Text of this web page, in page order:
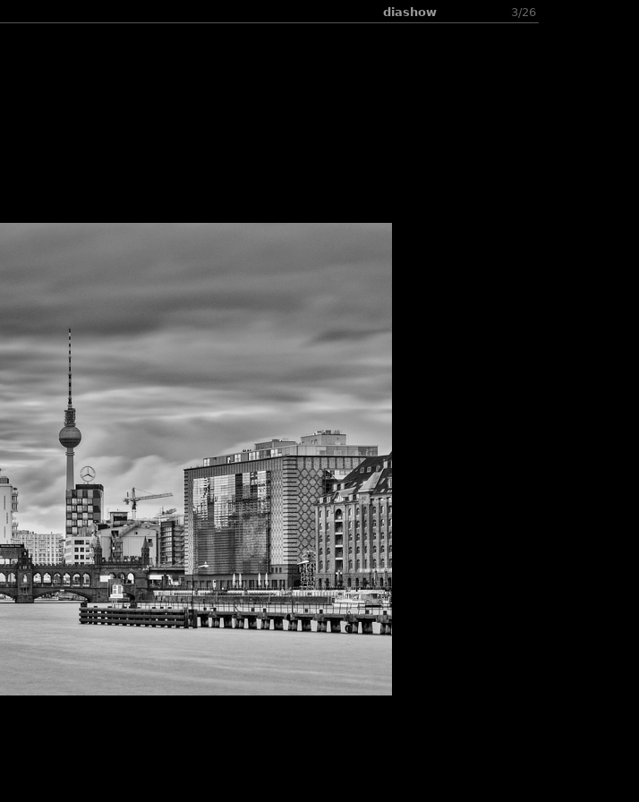
3/26
diashow